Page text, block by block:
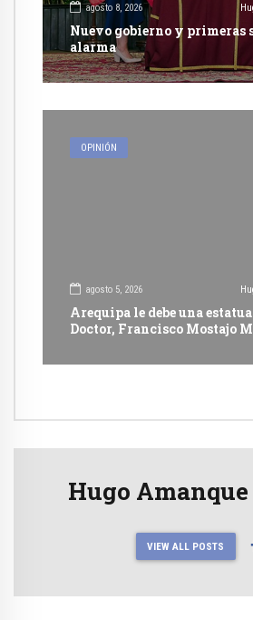
agosto 8, 2026
Nuevo gobierno y primeras
alarma
OPINIÓN
agosto 5, 2026
Arequipa le debe una
Doctor, Francisco Mostajo
Hugo
VIEW ALL POSTS